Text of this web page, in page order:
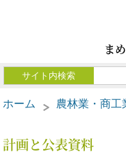
ま
ホーム 農林業・商工
計画と公表資料